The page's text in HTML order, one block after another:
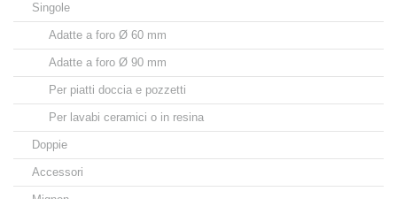
Singole
Adatte a foro Ø 60 mm
Adatte a foro Ø 90 mm
Per piatti doccia e pozzetti
Per lavabi ceramici o in resina
Doppie
Accessori